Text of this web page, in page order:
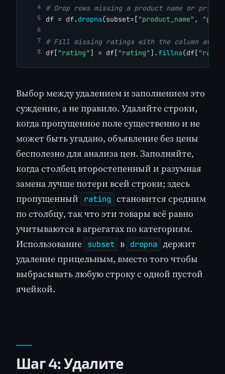
# Drop rows missing a product name or
df = df. dropna(subset=[ "product_name" ,
# Fill missing ratings with the column
df[ "rating" ] = df[ "rating" ].fillna(df[
Выбор между удалением и заполнением это
суждение, а не правило. Удаляйте строки,
когда пропущенное поле существенно и не
может быть угадано, объявление без цены
бесполезно для анализа цен. Заполняйте,
когда столбец второстепенный и разумная
замена лучше потери всей строки; здесь
пропущенный
rating становится средним
по столбцу, так что эти товары всё равно
учитываются в агрегатах по категориям.
Использование subset в dropna держит
удаление прицельным, вместо того чтобы
выбрасывать любую строку с одной пустой
ячейкой.
Шаг 4: Удалите